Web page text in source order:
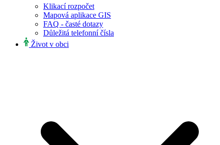
Klikací rozpočet
Mapová aplikace GIS
FAQ - časté dotazy
Důležitá telefonní čísla
Život v obci